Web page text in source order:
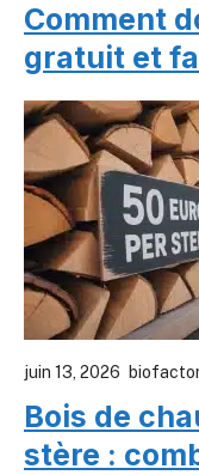
Comment
gratuit et
juin 13, 2026
Bois de
stère :